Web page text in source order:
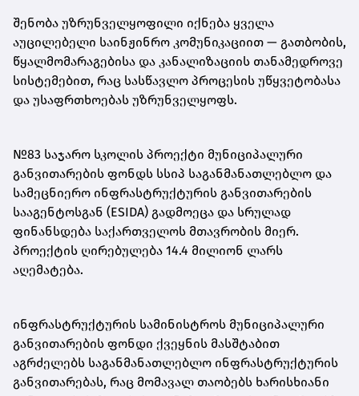
შენობა უზრუნველყოფილი იქნება ყველა
აუცილებელი საინჟინრო კომუნიკაციით — გათბობის,
წყალმომარაგებისა და კანალიზაციის თანამედროვე
სისტემებით, რაც სასწავლო პროცესის უწყვეტობასა
და უსაფრთხოებას უზრუნველყოფს.
№83 საჯარო სკოლის პროექტი მუნიციპალური
განვითარების ფონდს სსიპ საგანმანათლებლო და
სამეცნიერო ინფრასტრუქტურის განვითარების
სააგენტოსგან (ESIDA) გადმოეცა და სრულად
ფინანსდება საქართველოს მთავრობის მიერ.
პროექტის ღირებულება 14.4 მილიონ ლარს
აღემატება.
ინფრასტრუქტურის სამინისტროს მუნიციპალური
განვითარების ფონდი ქვეყნის მასშტაბით
აგრძელებს საგანმანათლებლო ინფრასტრუქტურის
განვითარებას, რაც მომავალ თაობებს ხარისხიანი